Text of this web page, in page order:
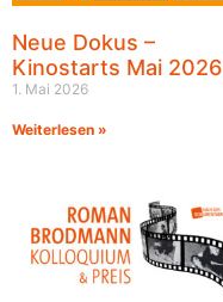
Neue Dokus –
Kinostarts Mai 2026
1. Mai 2026
Weiterlesen »